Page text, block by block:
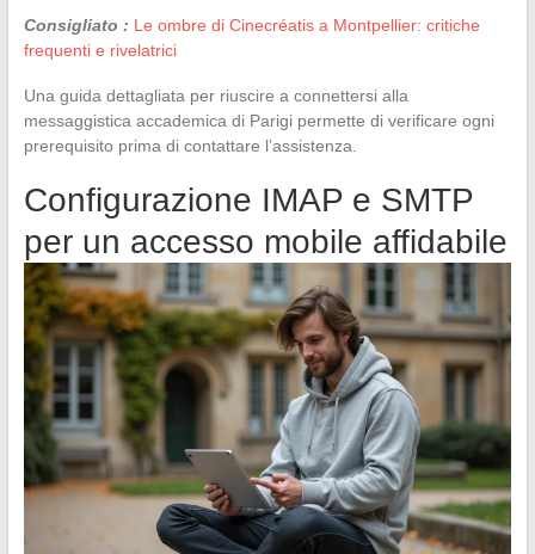
Consigliato : Le ombre di Cinecréatis a Montpellier: critiche
frequenti e rivelatrici
Una guida dettagliata per riuscire a connettersi alla
messaggistica accademica di Parigi permette di verificare ogni
prerequisito prima di contattare l’assistenza.
Configurazione IMAP e SMTP
per un accesso mobile affidabile